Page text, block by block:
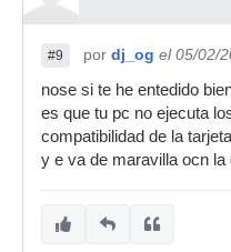
#9 por dj_og el 05/02/
nose si te he entedido
es que tu pc no ejecuta
compatibilidad de la
y e va de maravilla ocn la